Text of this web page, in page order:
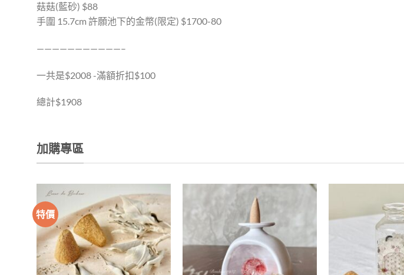
菇菇(藍砂) $88
手圍 15.7cm 許願池下的金幣(限定) $1700-80
———————————–
一共是$2008 -滿額折扣$100
總計$1908
加購專區
特價
加入
收藏